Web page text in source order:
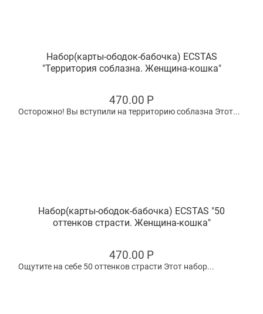
Набор(карты-ободок-бабочка) ECSTAS
"Территория соблазна. Женщина-кошка"
470.00 Р
Осторожно! Вы вступили на территорию соблазна Этот...
Набор(карты-ободок-бабочка) ECSTAS "50
оттенков страсти. Женщина-кошка"
470.00 Р
Ощутите на себе 50 оттенков страсти Этот набор...